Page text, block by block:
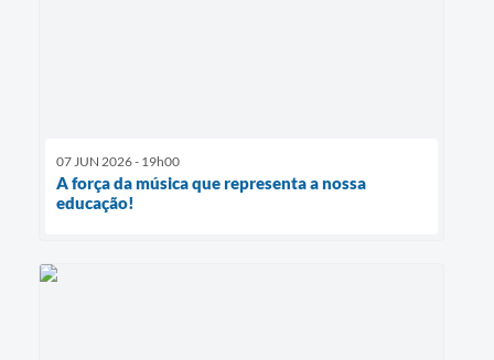
07 JUN 2026 - 19h00
A força da música que representa a nossa
educação!